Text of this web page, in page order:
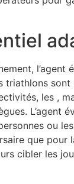
l’agent
sont
les ,
L’agent
ou
que pour
cibler les